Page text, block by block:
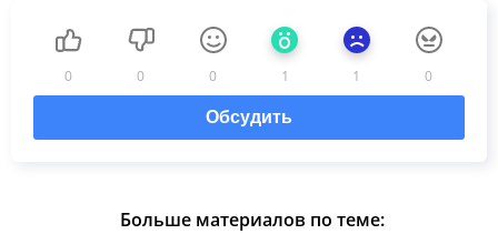
0 0 0 1 1 0
Обсудить
Больше материалов по теме: